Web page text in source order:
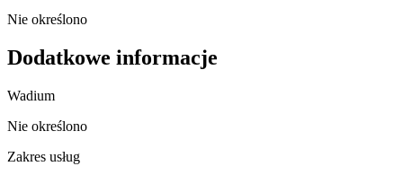
Nie określono
Dodatkowe informacje
Wadium
Nie określono
Zakres usług